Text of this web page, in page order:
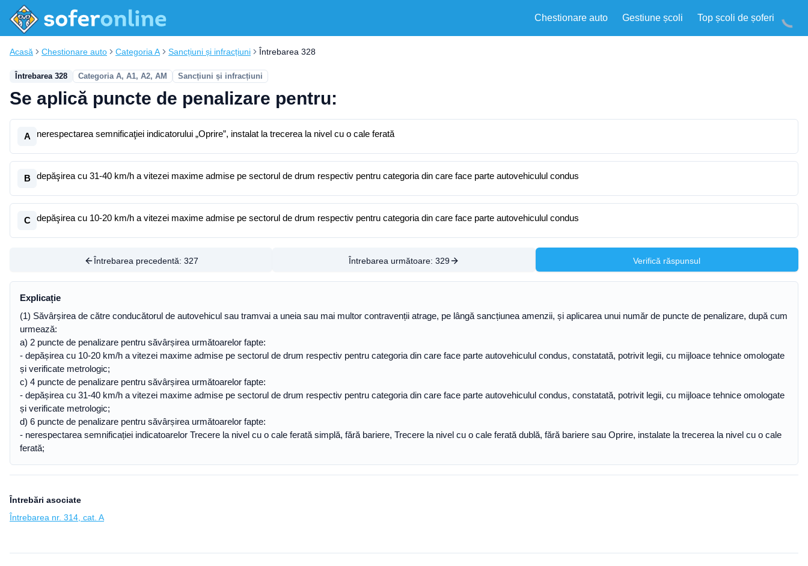
Chestionare auto Gestiune școli Top școli de șoferi
Acasă Chestionare auto Categoria A Sancțiuni și infracțiuni Întrebarea 328
Întrebarea 328 Categoria A, A1, A2, AM Sancțiuni și infracțiuni
Se aplică puncte de penalizare pentru:
A nerespectarea semnificaţiei indicatorului „Oprire”, instalat la trecerea la nivel cu o cale ferată
B depăşirea cu 31-40 km/h a vitezei maxime admise pe sectorul de drum respectiv pentru categoria din care face parte autovehiculul condus
C depăşirea cu 10-20 km/h a vitezei maxime admise pe sectorul de drum respectiv pentru categoria din care face parte autovehiculul condus
Întrebarea precedentă: 327 Întrebarea următoare: 329 Verifică răspunsul
Explicație
(1) Săvârșirea de către conducătorul de autovehicul sau tramvai a uneia sau mai multor contravenții atrage, pe lângă sancțiunea amenzii, și aplicarea unui număr de puncte de penalizare, după cum
urmează:
a) 2 puncte de penalizare pentru săvârșirea următoarelor fapte:
- depășirea cu 10-20 km/h a vitezei maxime admise pe sectorul de drum respectiv pentru categoria din care face parte autovehiculul condus, constatată, potrivit legii, cu mijloace tehnice omologate
și verificate metrologic;
c) 4 puncte de penalizare pentru săvârșirea următoarelor fapte:
- depășirea cu 31-40 km/h a vitezei maxime admise pe sectorul de drum respectiv pentru categoria din care face parte autovehiculul condus, constatată, potrivit legii, cu mijloace tehnice omologate
și verificate metrologic;
d) 6 puncte de penalizare pentru săvârșirea următoarelor fapte:
- nerespectarea semnificației indicatoarelor Trecere la nivel cu o cale ferată simplă, fără bariere, Trecere la nivel cu o cale ferată dublă, fără bariere sau Oprire, instalate la trecerea la nivel cu o cale
ferată;
Întrebări asociate
Întrebarea nr. 314, cat. A